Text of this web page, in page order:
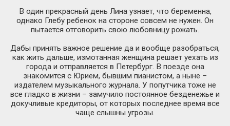
В один прекрасный день Лина узнает, что беременна,
однако Глебу ребенок на стороне совсем не нужен. Он
пытается отговорить свою любовницу рожать.
Дабы принять важное решение да и вообще разобраться,
как жить дальше, измотанная женщина решает уехать из
города и отправляется в Петербург. В поезде она
знакомится с Юрием, бывшим пианистом, а ныне –
издателем музыкального журнала. У попутчика тоже не
все гладко в жизни – замучило постоянное безденежье и
докучливые кредиторы, от которых последнее время все
чаще слышны угрозы.